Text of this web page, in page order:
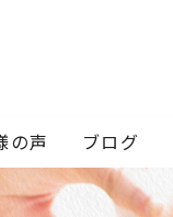
の声 ブログ